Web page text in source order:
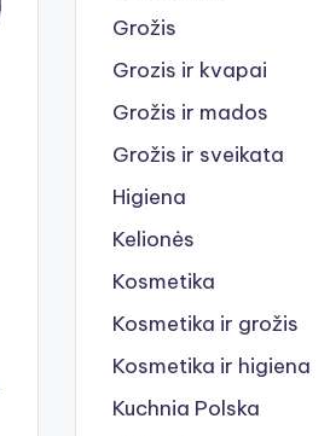
Grožis
Grozis ir kvapai
Grožis ir mados
Grožis ir sveikata
Higiena
Kelionės
Kosmetika
Kosmetika ir grožis
Kosmetika ir higiena
Kuchnia Polska